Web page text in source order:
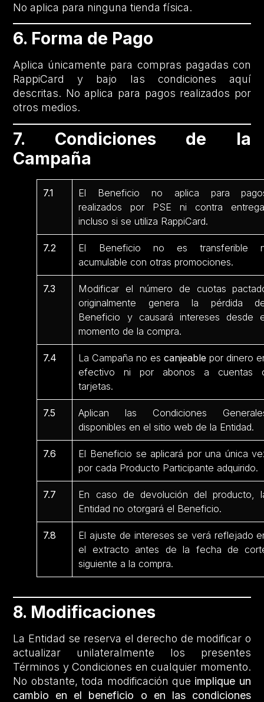
No aplica para ninguna tienda física.
6. Forma de Pago
Aplica únicamente para compras pagadas con
RappiCard y bajo las condiciones aquí
descritas. No aplica para pagos realizados por
otros medios.
7. Condiciones de la
Campaña
7.1
El Beneficio no aplica para
realizados por PSE ni contra
incluso si se utiliza RappiCard.
7.2
El Beneficio no es transferible
acumulable con otras promociones.
7.3
Modificar el número de cuotas
originalmente genera la pérdida
Beneficio y causará intereses desde
momento de la compra.
7.4 La Campaña no escanjeable por dinero
efectivo ni por abonos a cuentas
tarjetas.
7.5
Aplican las Condiciones
disponibles en el sitio web de la Entidad.
7.6
El Beneficio se aplicará por una única
por cada Producto Participante adquirido.
7.7
En caso de devolución del producto,
Entidad no otorgará el Beneficio.
7.8
El ajuste de intereses se verá reflejado
el extracto antes de la fecha de
siguiente a la compra.
8. Modificaciones
La Entidad se reserva el derecho de modificar o
actualizar unilateralmente los presentes
Términos y Condiciones en cualquier momento.
No obstante, toda modificación que implique un
cambio en el beneficio o en las condiciones